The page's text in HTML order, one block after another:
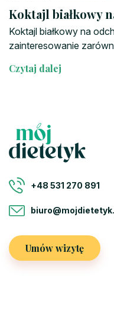
Koktajl białkowy
Koktajl białkowy na
zainteresowanie
Czytaj dalej
+48 531 270 891
Umów wizytę